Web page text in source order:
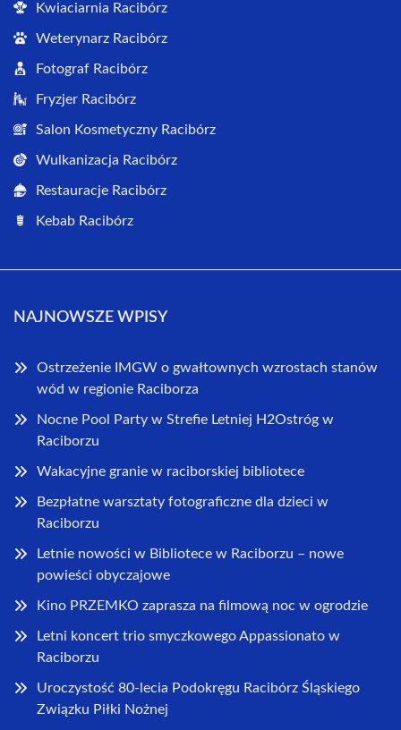
Kwiaciarnia Racibórz
Weterynarz Racibórz
Fotograf Racibórz
Fryzjer Racibórz
Salon Kosmetyczny Racibórz
Wulkanizacja Racibórz
Restauracje Racibórz
Kebab Racibórz
NAJNOWSZE WPISY
Ostrzeżenie IMGW o gwałtownych wzrostach stanów
wód w regionie Raciborza
Nocne Pool Party w Strefie Letniej H2Ostróg w
Raciborzu
Wakacyjne granie w raciborskiej bibliotece
Bezpłatne warsztaty fotograficzne dla dzieci w
Raciborzu
Letnie nowości w Bibliotece w Raciborzu – nowe
powieści obyczajowe
Kino PRZEMKO zaprasza na filmową noc w ogrodzie
Letni koncert trio smyczkowego Appassionato w
Raciborzu
Uroczystość 80-lecia Podokręgu Racibórz Śląskiego
Związku Piłki Nożnej